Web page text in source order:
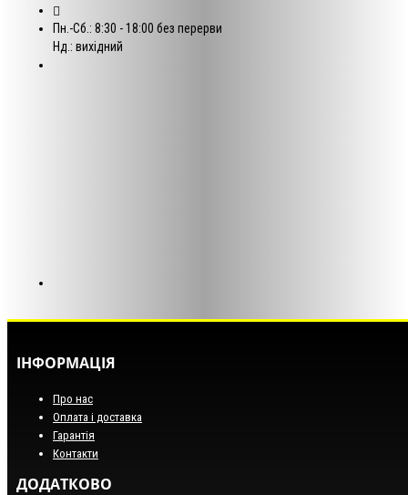
Пн.-Сб.: 8:30 - 18:00 без перерви
Нд.: вихідний
ІНФОРМАЦІЯ
Про нас
Оплата і доставка
Гарантія
Контакти
ДОДАТКОВО